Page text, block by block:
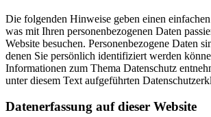
Die folgenden Hinweise geben einen
was mit Ihren personenbezogenen Daten
Website besuchen. Personenbezogene Daten
denen Sie persönlich identifiziert werden
Informationen zum Thema Datenschutz
unter diesem Text aufgeführten
Datenerfassung auf dieser Website